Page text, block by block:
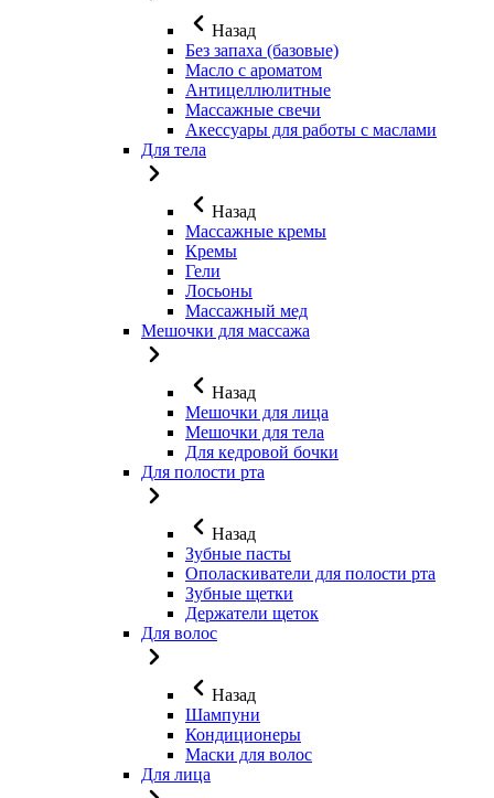
Назад
Без запаха (базовые)
Масло с ароматом
Антицеллюлитные
Массажные свечи
Акессуары для работы с маслами
Для тела
Назад
Массажные кремы
Кремы
Гели
Лосьоны
Массажный мед
Мешочки для массажа
Назад
Мешочки для лица
Мешочки для тела
Для кедровой бочки
Для полости рта
Назад
Зубные пасты
Ополаскиватели для полости рта
Зубные щетки
Держатели щеток
Для волос
Назад
Шампуни
Кондиционеры
Маски для волос
Для лица